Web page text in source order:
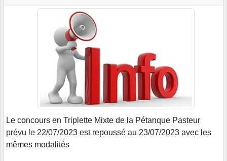
Le concours en Triplette Mixte de la Pétanque Pasteur
prévu le 22/07/2023 est repoussé au 23/07/2023 avec les
mêmes modalités